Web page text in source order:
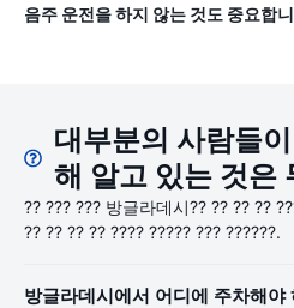
음주 운전을 하지 않는 것도 중요합
대부분의 사람들
해 알고 있는 것은
?? ??? ??? 방글라데시?? ?? ?? ??
?? ?? ?? ?? ???? ????? ??? ??????.
방글라데시에서 어디에 주차해야